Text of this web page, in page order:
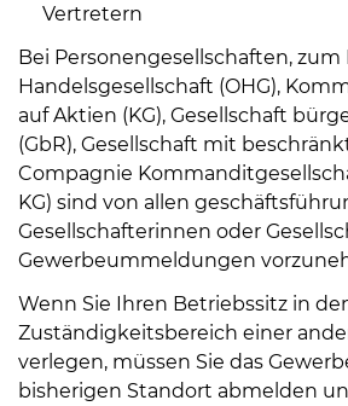
Vertretern
Bei Personengesellschaften, zum
Handelsgesellschaft (OHG),
auf Aktien (KG), Gesellschaft
(GbR), Gesellschaft mit
Compagnie
KG) sind von allen
Gesellschafterinnen oder
Gewerbeummeldungen
Wenn Sie Ihren Betriebssitz in
Zuständigkeitsbereich einer
verlegen, müssen Sie das
bisherigen Standort abmelden